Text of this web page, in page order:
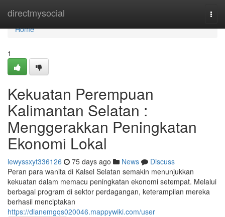
directmysocial
Home
Home
1
Kekuatan Perempuan
Kalimantan Selatan :
Menggerakkan Peningkatan
Ekonomi Lokal
lewyssxyt336126 75 days ago News
Discuss
Peran para wanita di Kalsel Selatan semakin menunjukkan
kekuatan dalam memacu peningkatan ekonomi setempat. Melalui
berbagai program di sektor perdagangan, keterampilan mereka
berhasil menciptakan
https://dianemgqs020046.mappywiki.com/user